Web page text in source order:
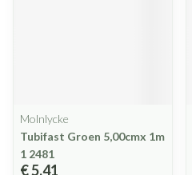
Molnlycke
Tubifast Groen 5,00cmx 1m
1 2481
€ 5,41